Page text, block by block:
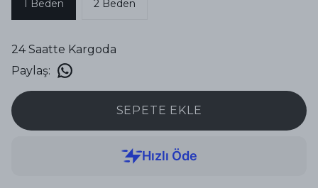
1 Beden 2 Beden
24 Saatte Kargoda
Paylaş:
SEPETE EKLE